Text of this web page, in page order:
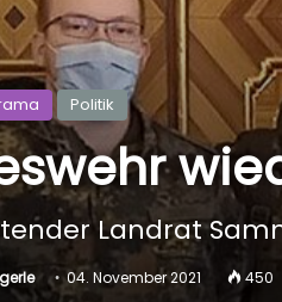
Politik
Landrat
04. November 2021 450